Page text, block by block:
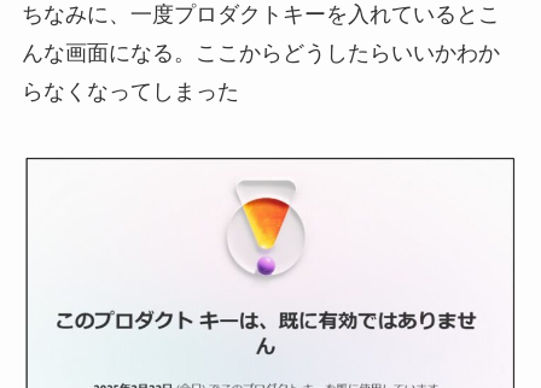
ちなみに、一度プロダクトキーを入れているとこ
んな画面になる。ここからどうしたらいいかわか
らなくなってしまった